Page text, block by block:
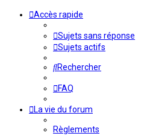
Accès rapide
Sujets sans réponse
Sujets actifs
Rechercher
FAQ
La vie du forum
Règlements